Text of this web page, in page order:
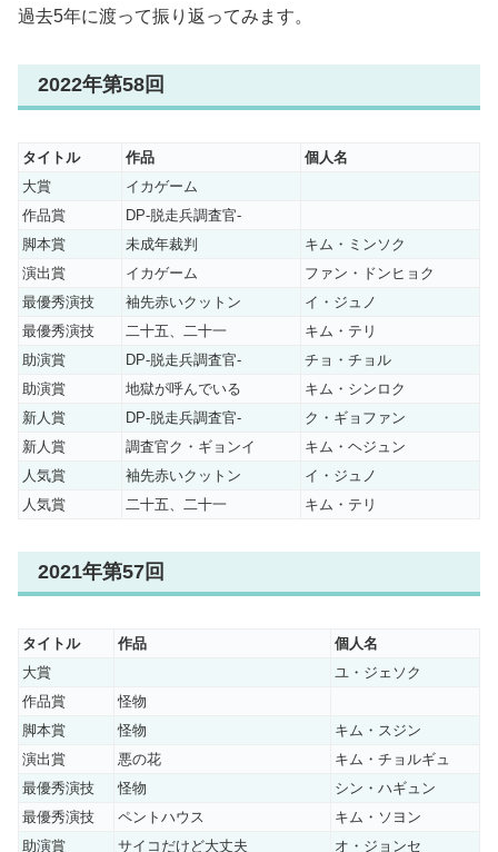
過去5年に渡って振り返ってみます。
2022年第58回
タイトル 作品
個人名
大賞
イカゲーム
作品賞
DP‐脱走兵調査官‐
脚本賞
未成年裁判
キム・ミンソク
演出賞
イカゲーム
ファン・ドンヒョク
最優秀演技
袖先赤いクットン
イ・ジュノ
最優秀演技
二十五、二十一
キム・テリ
助演賞
DP‐脱走兵調査官‐
チョ・チョル
助演賞
地獄が呼んでいる
キム・シンロク
新人賞
DP‐脱走兵調査官‐
ク・ギョファン
新人賞
調査官ク・ギョンイ
キム・ヘジュン
人気賞
袖先赤いクットン
イ・ジュノ
人気賞
二十五、二十一 キム・テリ
2021年第57回
タイトル 作品
個人名
大賞
ユ・ジェソク
作品賞
怪物
脚本賞
怪物
キム・スジン
演出賞
悪の花
キム・チョルギュ
最優秀演技
怪物
シン・ハギュン
最優秀演技
ペントハウス
キム・ソヨン
助演賞
サイコだけど大丈夫
オ・ジョンセ